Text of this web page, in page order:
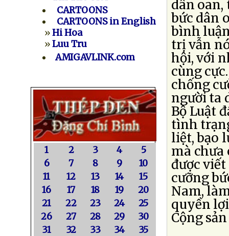
CARTOONS
CARTOONS in English
»Hi Hoa
»Luu Tru
AMIGAVLINK.com
1 2 3 4
5
6
7 8 9
10
11
12 13 14
15
16
17 18 19
20
21
22 23 24
25
26
27 28 29
30
31
32 33 34
35
dân
bức dân
bình
trị vẫn
hội, với
cùng
chống
người ta
Bộ Luật
tình
liệt, bạo
mà chưa
được
cưỡng
Nam,
quyền
Cộng